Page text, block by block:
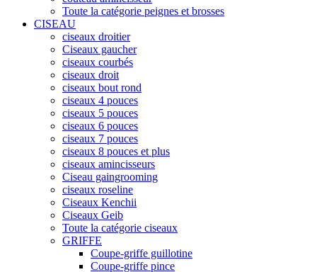
Toute la catégorie peignes et brosses
CISEAU
ciseaux droitier
Ciseaux gaucher
ciseaux courbés
ciseaux droit
ciseaux bout rond
ciseaux 4 pouces
ciseaux 5 pouces
ciseaux 6 pouces
ciseaux 7 pouces
ciseaux 8 pouces et plus
ciseaux amincisseurs
Ciseau gaingrooming
ciseaux roseline
Ciseaux Kenchii
Ciseaux Geib
Toute la catégorie ciseaux
GRIFFE
Coupe-griffe guillotine
Coupe-griffe pince